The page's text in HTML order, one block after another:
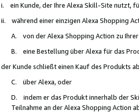
i. ein Kunde, der Ihre Alexa Skill-Site nutzt,
ii. während einer einzigen Alexa Shopping
A. von der Alexa Shopping Action zu
B. eine Bestellung über Alexa für das
der Kunde schließt einen Kauf des Produkts
C. über Alexa, oder
D. indem er das Produkt innerhalb der
Teilnahme an der Alexa Shopping Action